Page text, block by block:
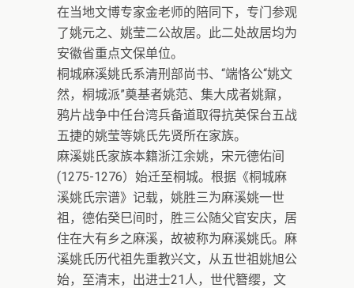
在当地文博专家金老师的陪同下，专门参观
了姚元之、姚莹二公故居。此二处故居均为
安徽省重点文保单位。
桐城麻溪姚氏系清刑部尚书、“端恪公“姚文
然，桐城派”奠基者姚范、集大成者姚鼐，
鸦片战争中任台湾兵备道取得抗英保台五战
五捷的姚莹等姚氏先贤所在家族。
麻溪姚氏家族本籍浙江余姚，宋元德佑间
(1275-1276）始迁至桐城。根据《桐城麻
溪姚氏宗谱》记载，姚胜三为麻溪姚一世
祖，德佑癸巳间时，胜三公随父官安庆，居
住在大有乡之麻溪，故被称为麻溪姚氏。麻
溪姚氏历代祖先重教兴文，从五世祖姚旭公
始，至清末，出进士21人，世代簪缨，文